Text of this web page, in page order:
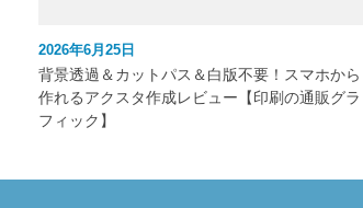
2026年6月25日
背景透過＆カットパス＆白版不要！スマホから
作れるアクスタ作成レビュー【印刷の通販グラ
フィック】